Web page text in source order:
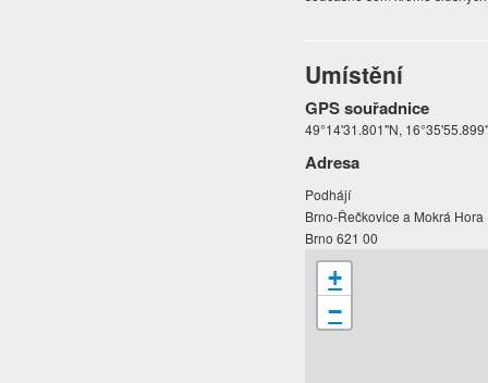
Umístění
GPS souřadnice
49°14'31.801"N,
Adresa
Podhájí
Brno-Řečkovice a Mokrá Hora
Brno 621 00
+
−